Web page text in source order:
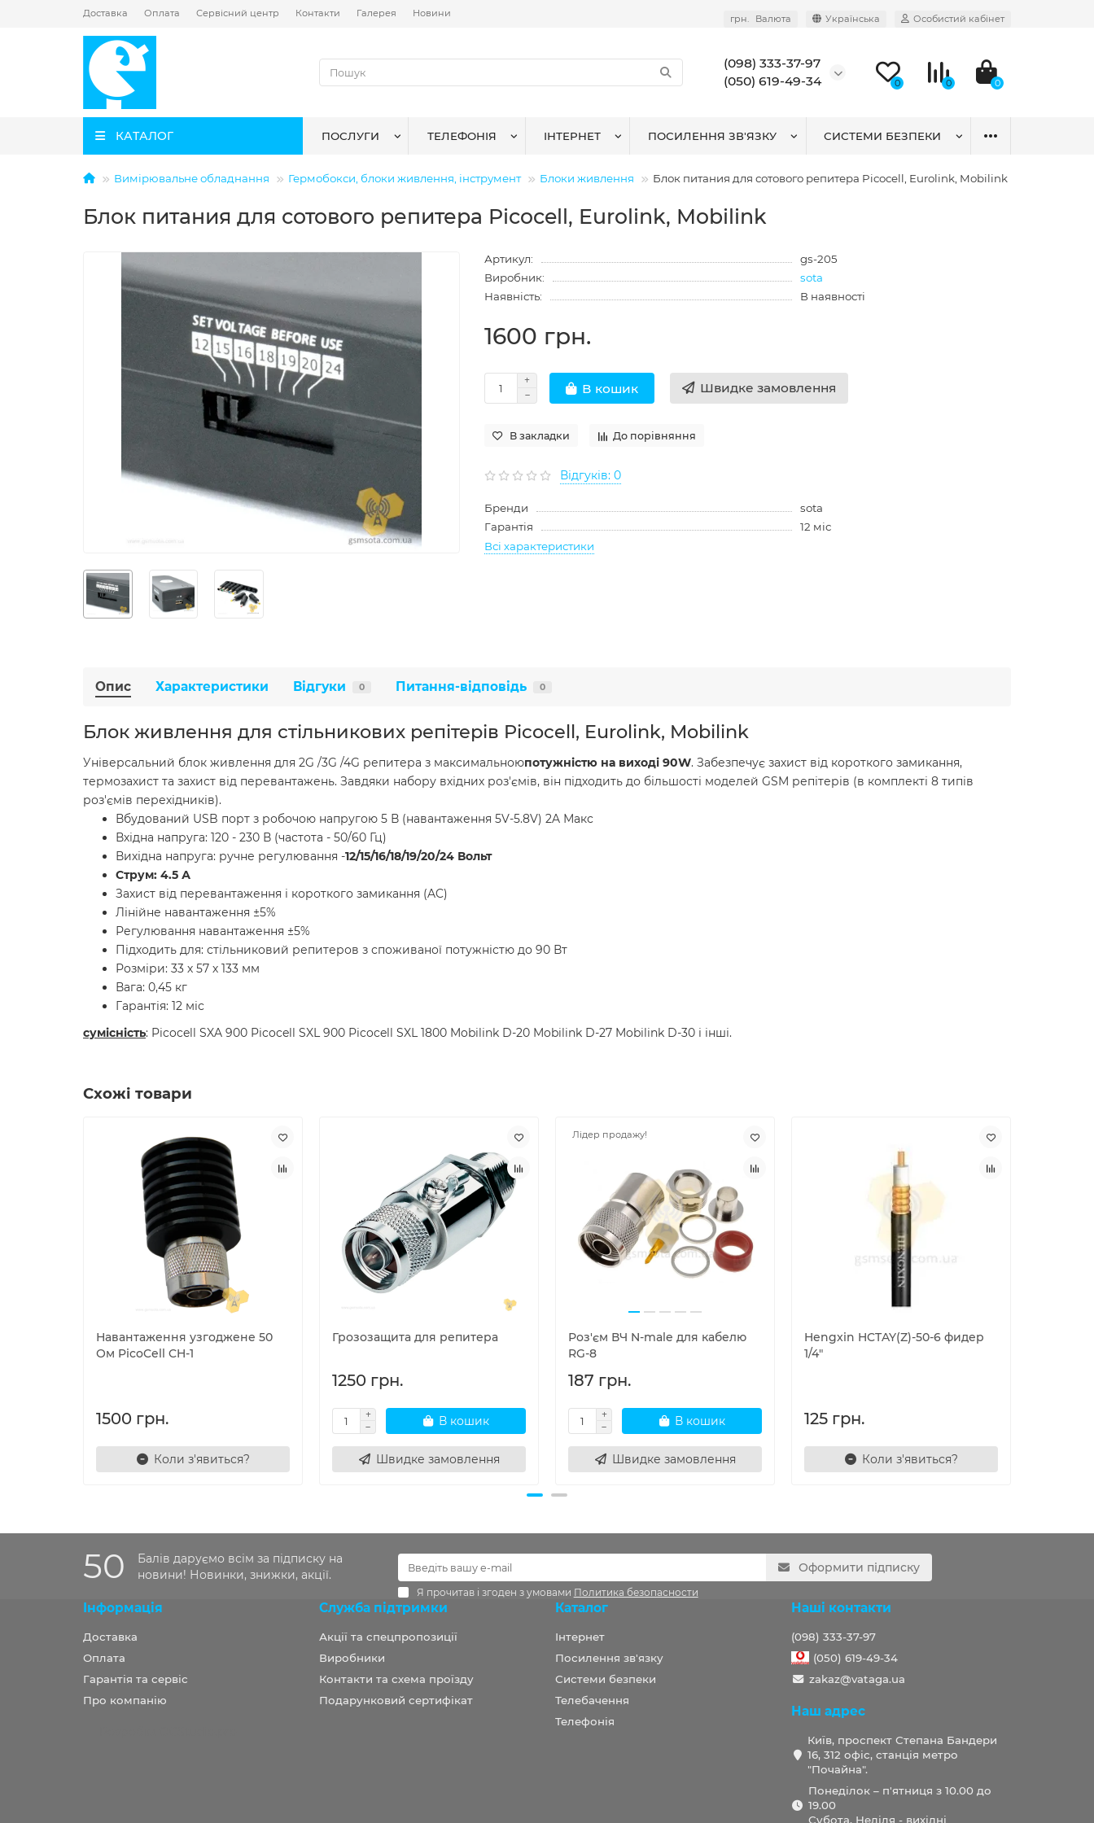
Доставка Оплата Сервісний центр Контакти Галерея Новини грн. Валюта Українська Особистий кабінет
(098) 333-37-97
(050) 619-49-34
0 0 0
КАТАЛОГ ПОСЛУГИ ТЕЛЕФОНІЯ ІНТЕРНЕТ ПОСИЛЕННЯ ЗВ'ЯЗКУ СИСТЕМИ БЕЗПЕКИ
Вимірювальне обладнання Гермобокси, блоки живлення, інструмент Блоки живлення Блок питания для сотового репитера Picocell, Eurolink, Mobilink
Блок питания для сотового репитера Picocell, Eurolink, Mobilink
Артикул:
gs-205
Виробник:
sota
Наявність:
В наявності
1600 грн.
В кошик Швидке замовлення
В закладки До порівняння
Відгуків: 0
Бренди
sota
Гарантія
12 міс
Всі характеристики
Опис Характеристики Відгуки 0 Питання-відповідь 0
Блок живлення для стільникових репітерів Picocell, Eurolink, Mobilink
Універсальний блок живлення для 2G /3G /4G репитера з максимальноюпотужністю на виході 90W. Забезпечує захист від короткого замикання,
термозахист та захист від перевантажень. Завдяки набору вхідних роз'ємів, він підходить до більшості моделей GSM репітерів (в комплекті 8 типів
роз'ємів перехідників).
Вбудований USB порт з робочою напругою 5 В (навантаження 5V-5.8V) 2A Макс
Вхідна напруга: 120 - 230 В (частота - 50/60 Гц)
Вихідна напруга: ручне регулювання -12/15/16/18/19/20/24 Вольт
Струм: 4.5 А
Захист від перевантаження і короткого замикання (AC)
Лінійне навантаження ±5%
Регулювання навантаження ±5%
Підходить для: стільниковий репитеров з споживаної потужністю до 90 Вт
Розміри: 33 х 57 х 133 мм
Вага: 0,45 кг
Гарантія: 12 міс
сумісність: Picocell SXA 900 Picocell SXL 900 Picocell SXL 1800 Mobilink D-20 Mobilink D-27 Mobilink D-30 і інші.
Схожі товари
Навантаження узгоджене 50
Ом PicoCell CH-1
1500 грн.
Коли з'явиться?
Грозозащита для репитера
1250 грн.
В кошик
Швидке замовлення
Лідер продажу!
Роз'єм ВЧ N-male для кабелю
RG-8
187 грн.
В кошик
Швидке замовлення
Hengxin HCTAY(Z)-50-6 фидер
1/4"
125 грн.
Коли з'явиться?
50
Балів даруємо всім за підписку на
новини! Новинки, знижки, акції.
Оформити підписку
Я прочитав і згоден з умовами Политика безопасности
Інформація
Доставка
Оплата
Гарантія та сервіс
Про компанію
Служба підтримки
Акції та спецпропозиції
Виробники
Контакти та схема проїзду
Подарунковий сертифікат
Каталог
Інтернет
Посилення зв'язку
Системи безпеки
Телебачення
Телефонія
Наші контакти
(098) 333-37-97
(050) 619-49-34
zakaz@vataga.ua
Наш адрес
Київ, проспект Степана Бандери
16, 312 офіс, станція метро
"Почайна".
Понеділок – п'ятниця з 10.00 до
19.00
Субота, Неділя - вихідні